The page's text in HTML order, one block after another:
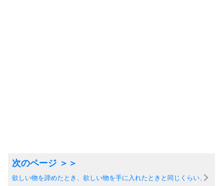
欲しい物を諦めたとき、欲しい物を手に入れたときと同じくらい、